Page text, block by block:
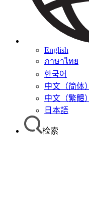
English
ภาษาไทย
한국어
中文（简体）
中文（繁體）
日本語
检索